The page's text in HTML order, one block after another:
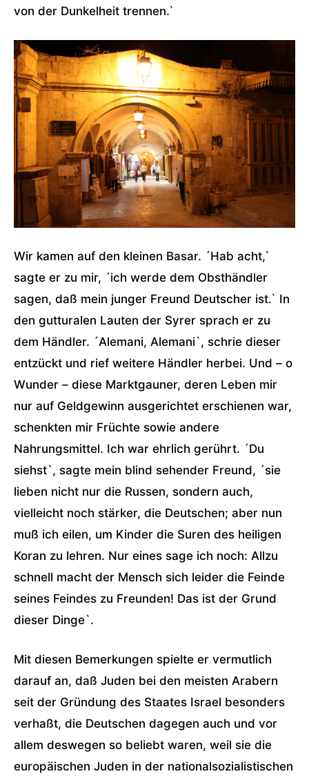
von der Dunkelheit trennen.`
Wir kamen auf den kleinen Basar. ´Hab acht,`
sagte er zu mir, ´ich werde dem Obsthändler
sagen, daß mein junger Freund Deutscher ist.` In
den gutturalen Lauten der Syrer sprach er zu
dem Händler. ´Alemani, Alemani`, schrie dieser
entzückt und rief weitere Händler herbei. Und – o
Wunder – diese Marktgauner, deren Leben mir
nur auf Geldgewinn ausgerichtet erschienen war,
schenkten mir Früchte sowie andere
Nahrungsmittel. Ich war ehrlich gerührt. ´Du
siehst`, sagte mein blind sehender Freund, ´sie
lieben nicht nur die Russen, sondern auch,
vielleicht noch stärker, die Deutschen; aber nun
muß ich eilen, um Kinder die Suren des heiligen
Koran zu lehren. Nur eines sage ich noch: Allzu
schnell macht der Mensch sich leider die Feinde
seines Feindes zu Freunden! Das ist der Grund
dieser Dinge`.
Mit diesen Bemerkungen spielte er vermutlich
darauf an, daß Juden bei den meisten Arabern
seit der Gründung des Staates Israel besonders
verhaßt, die Deutschen dagegen auch und vor
allem deswegen so beliebt waren, weil sie die
europäischen Juden in der nationalsozialistischen